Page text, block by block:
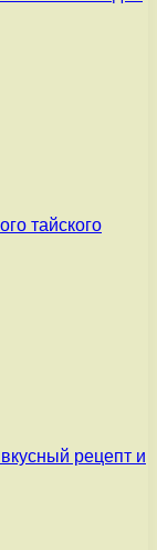
тайского
рецепт и